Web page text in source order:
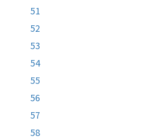
51
52
53
54
55
56
57
58